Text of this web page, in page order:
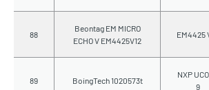
88
Beontag EM MICRO
ECHO V EM4425V12
EM4425
89 BoingTech 1020573t
NXP
9